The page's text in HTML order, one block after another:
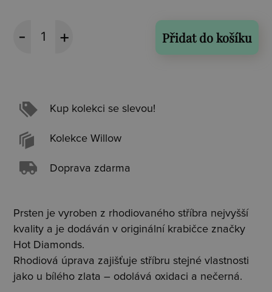
Přidat do košíku
Kup kolekci se slevou!
Kolekce Willow
Doprava zdarma
Prsten je vyroben z rhodiovaného stříbra nejvyšší
kvality a je dodáván v originální krabičce značky
Hot Diamonds.
Rhodiová úprava zajišťuje stříbru stejné vlastnosti
jako u bílého zlata – odolává oxidaci a nečerná.